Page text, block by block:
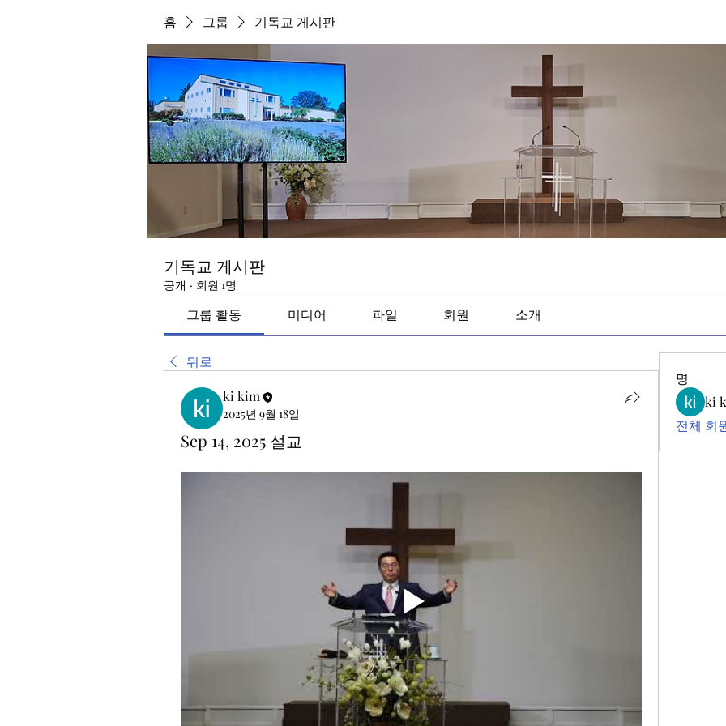
홈 그룹 기독교 게시판
기독교 게시판
공개 · 회원 1명
그룹 활동 미디어 파일 회원 소개
뒤로
ki kim
2025년 9월 18일
Sep 14, 2025 설교
명
ki
전체 회